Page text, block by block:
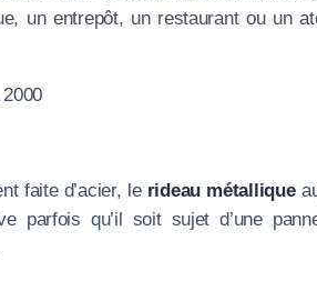
un entrepôt, un restaurant ou un
faite d’acier, le rideau métallique
parfois qu’il soit sujet d’une